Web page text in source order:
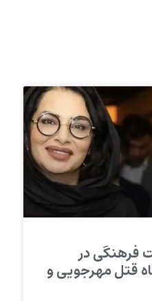
فرهنگی در
قتل مهرجویی و